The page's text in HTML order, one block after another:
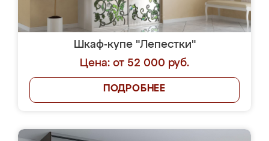
Шкаф-купе "Лепестки"
Цена: от 52 000 руб.
ПОДРОБНЕЕ